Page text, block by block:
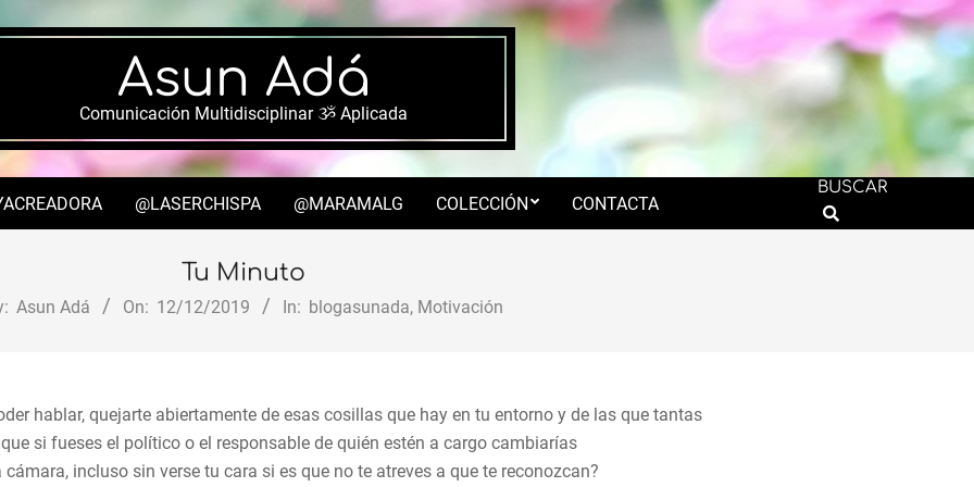
Asun Adá
Comunicación Multidisciplinar ૐ Aplicada
Secondary
Menu
@LASERCHISPA @MARAMALG COLECCIÓN CONTACTA
BUSCAR
Search
Tu Minuto
Asun Adá On: 12/12/2019 In: blogasunada, Motivación
hablar, quejarte abiertamente de esas cosillas que hay en tu entorno y de las que tantas
si fueses el político o el responsable de quién estén a cargo cambiarías
incluso sin verse tu cara si es que no te atreves a que te reconozcan?